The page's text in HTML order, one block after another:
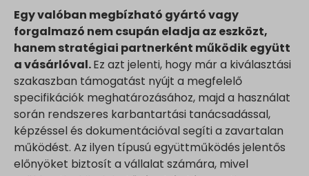
Egy valóban megbízható gyártó vagy
forgalmazó nem csupán eladja az eszközt,
hanem stratégiai partnerként működik együtt
a vásárlóval.Ez azt jelenti, hogy már a kiválasztási
szakaszban támogatást nyújt a megfelelő
specifikációk meghatározásához, majd a használat
során rendszeres karbantartási tanácsadással,
képzéssel és dokumentációval segíti a zavartalan
működést. Az ilyen típusú együttműködés jelentős
előnyöket biztosít a vállalat számára, mivel